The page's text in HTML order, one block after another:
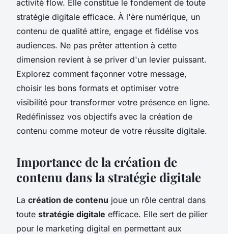
activité flow. Elle constitue le fondement de toute
stratégie digitale efficace. À l'ère numérique, un
contenu de qualité attire, engage et fidélise vos
audiences. Ne pas prêter attention à cette
dimension revient à se priver d'un levier puissant.
Explorez comment façonner votre message,
choisir les bons formats et optimiser votre
visibilité pour transformer votre présence en ligne.
Redéfinissez vos objectifs avec la création de
contenu comme moteur de votre réussite digitale.
Importance de la création de
contenu dans la stratégie digitale
La création de contenu joue un rôle central dans
toute stratégie digitale efficace. Elle sert de pilier
pour le marketing digital en permettant aux